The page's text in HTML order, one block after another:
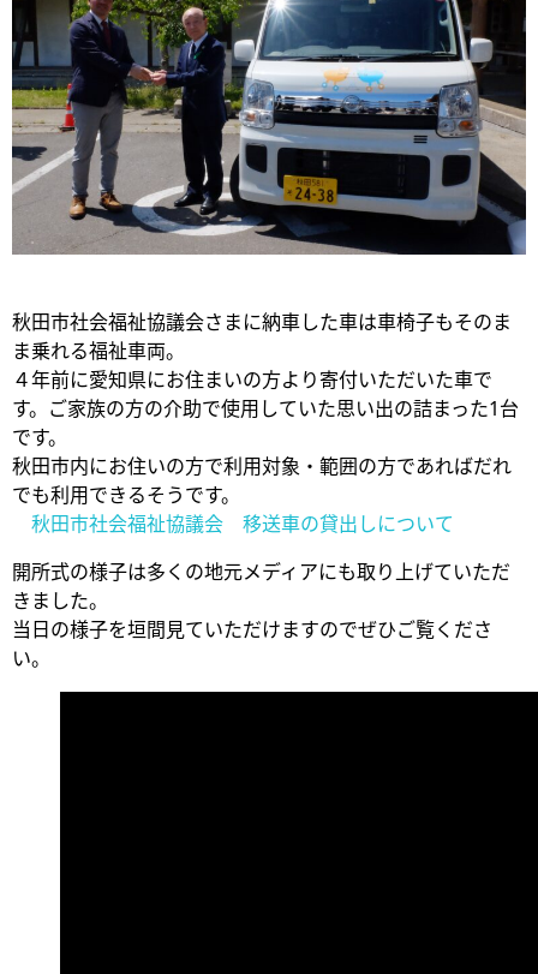
秋田市社会福祉協議会さまに納車した車は車椅子もそのま
ま乗れる福祉車両。
４年前に愛知県にお住まいの方より寄付いただいた車で
す。ご家族の方の介助で使用していた思い出の詰まった1台
です。
秋田市内にお住いの方で利用対象・範囲の方であればだれ
でも利用できるそうです。
秋田市社会福祉協議会 移送車の貸出しについて
開所式の様子は多くの地元メディアにも取り上げていただ
きました。
当日の様子を垣間見ていただけますのでぜひご覧くださ
い。